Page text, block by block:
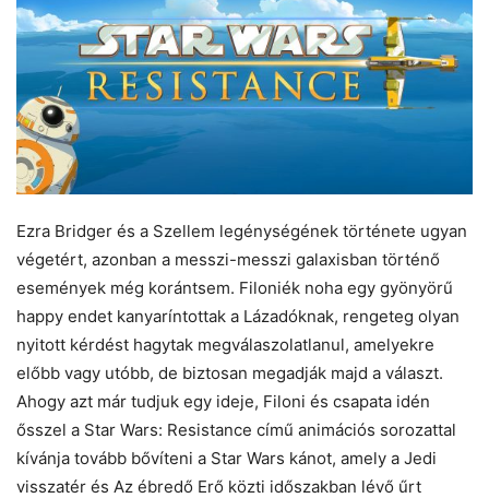
Ezra Bridger és a Szellem legénységének története ugyan
végetért, azonban a messzi-messzi galaxisban történő
események még korántsem. Filoniék noha egy gyönyörű
happy endet kanyaríntottak a Lázadóknak, rengeteg olyan
nyitott kérdést hagytak megválaszolatlanul, amelyekre
előbb vagy utóbb, de biztosan megadják majd a választ.
Ahogy azt már tudjuk egy ideje, Filoni és csapata idén
ősszel a Star Wars: Resistance című animációs sorozattal
kívánja tovább bővíteni a Star Wars kánot, amely a Jedi
visszatér és Az ébredő Erő közti időszakban lévő űrt